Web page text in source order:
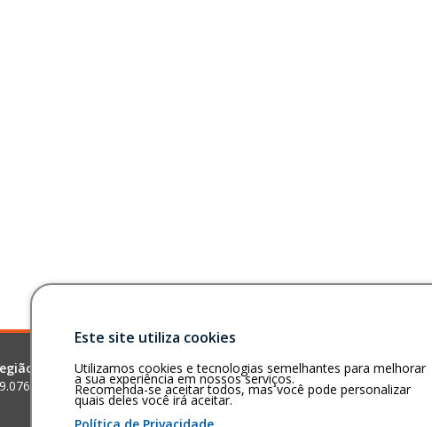
(RN)
020, Natal/RN
Buscar
Este site utiliza cookies
Utilizamos cookies e tecnologias semelhantes para melhorar
a sua experiência em nossos serviços.
Recomenda-se aceitar todos, mas você pode personalizar
quais deles você irá aceitar.